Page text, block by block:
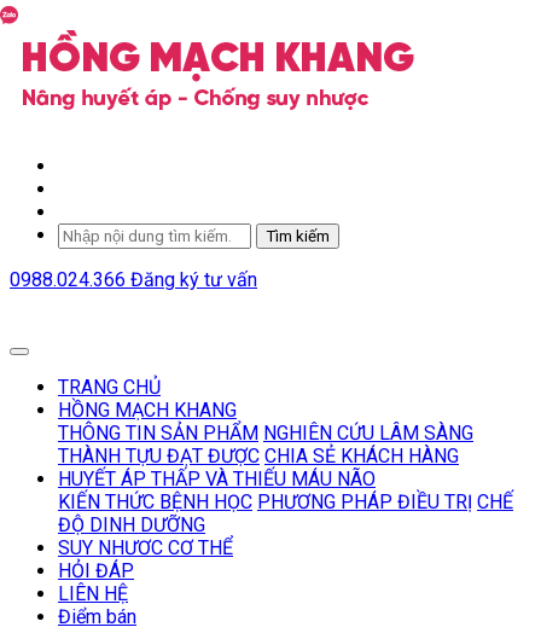
Tìm kiếm
0988.024.366 Đăng ký tư vấn
TRANG CHỦ
HỒNG MẠCH KHANG
THÔNG TIN SẢN PHẨM NGHIÊN CỨU LÂM SÀNG
THÀNH TỰU ĐẠT ĐƯỢC CHIA SẺ KHÁCH HÀNG
HUYẾT ÁP THẤP VÀ THIẾU MÁU NÃO
KIẾN THỨC BỆNH HỌC PHƯƠNG PHÁP ĐIỀU TRỊ CHẾ
ĐỘ DINH DƯỠNG
SUY NHƯƠC CƠ THỂ
HỎI ĐÁP
LIÊN HỆ
Điểm bán